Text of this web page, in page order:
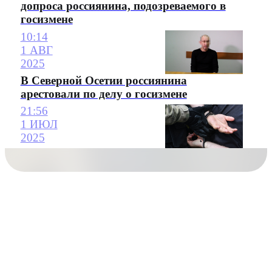
допроса россиянина, подозреваемого в
госизмене
10:14
1 АВГ
2025
В Северной Осетии россиянина
арестовали по делу о госизмене
21:56
1 ИЮЛ
2025